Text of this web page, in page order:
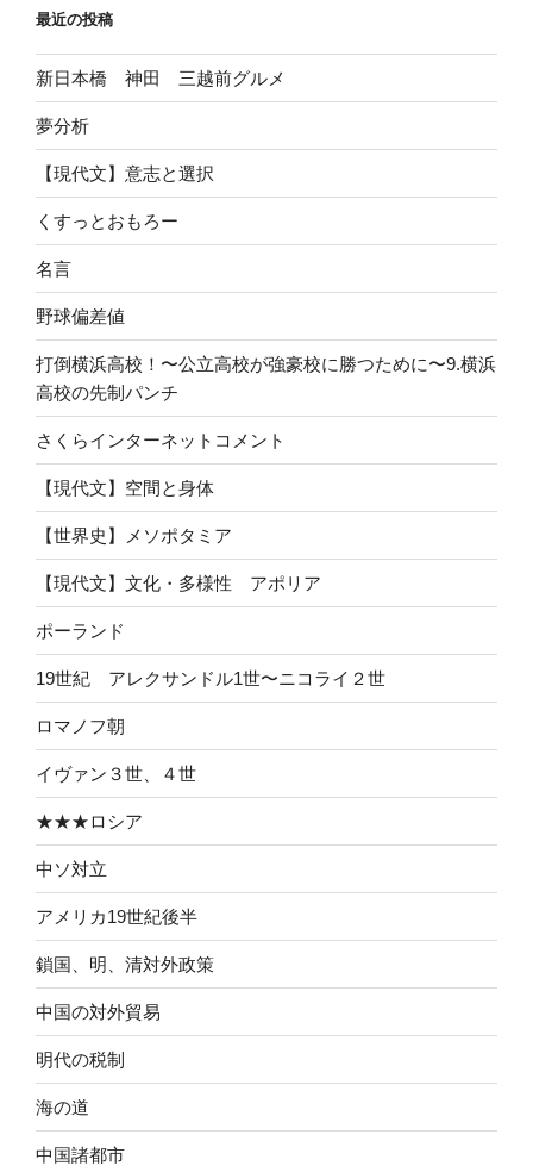
最近の投稿
新日本橋 神田 三越前グルメ
夢分析
【現代文】意志と選択
くすっとおもろー
名言
野球偏差値
打倒横浜高校！〜公立高校が強豪校に勝つために〜9.横浜
高校の先制パンチ
さくらインターネットコメント
【現代文】空間と身体
【世界史】メソポタミア
【現代文】文化・多様性 アポリア
ポーランド
19世紀 アレクサンドル1世〜ニコライ２世
ロマノフ朝
イヴァン３世、４世
★★★ロシア
中ソ対立
アメリカ19世紀後半
鎖国、明、清対外政策
中国の対外貿易
明代の税制
海の道
中国諸都市